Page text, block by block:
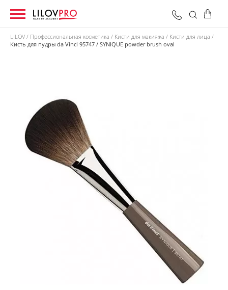
LILOV Профессиональная косметика Кисти для макияжа
Кисти для лица
Кисть для пудры da Vinci 95747 / SYNIQUE powder brush oval